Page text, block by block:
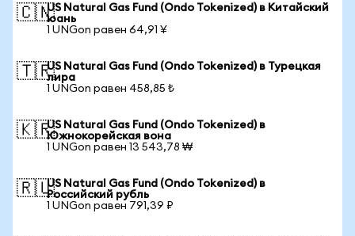
🇨🇳US Natural Gas Fund (Ondo Tokenized) в Китайский
юань
1 UNGon равен 64,91 ¥
🇹🇷US Natural Gas Fund (Ondo Tokenized) в Турецкая
лира
1 UNGon равен 458,85 ₺
🇰🇷US Natural Gas Fund (Ondo Tokenized) в
Южнокорейская вона
1 UNGon равен 13 543,78 ₩
🇷🇺US Natural Gas Fund (Ondo Tokenized) в
Российский рубль
1 UNGon равен 791,39 ₽